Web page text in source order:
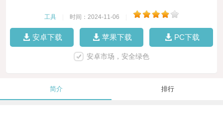
工具 时间：2024-11-06
安卓下载 苹果下载 PC下载
安卓市场，安全绿色
简介 排行